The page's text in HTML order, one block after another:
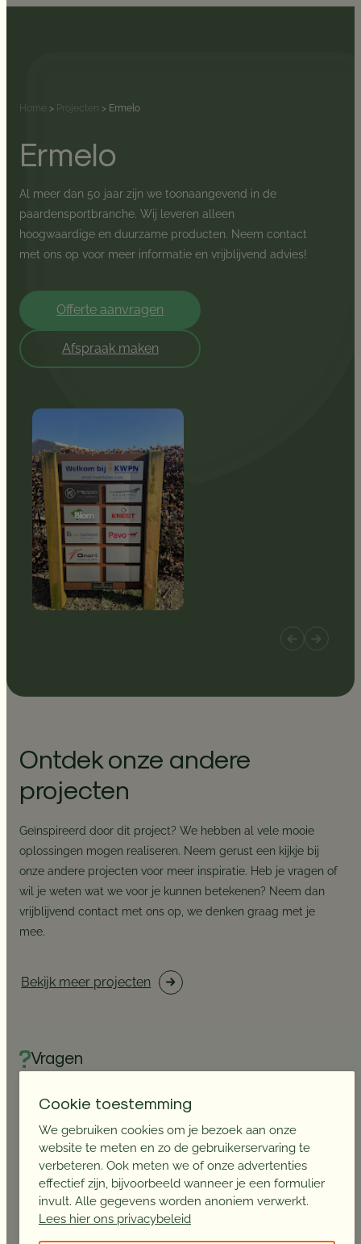
Home > Projecten > Ermelo
Ermelo
Al meer dan 50 jaar zijn we toonaangevend in de
paardensportbranche. Wij leveren alleen
hoogwaardige en duurzame producten. Neem contact
met ons op voor meer informatie en vrijblijvend advies!
Offerte aanvragen
Afspraak maken
Ontdek onze andere
projecten
Geïnspireerd door dit project? We hebben al vele mooie
oplossingen mogen realiseren. Neem gerust een kijkje bij
onze andere projecten voor meer inspiratie. Heb je vragen of
wil je weten wat we voor je kunnen betekenen? Neem dan
vrijblijvend contact met ons op, we denken graag met je
mee.
Bekijk meer projecten
Vragen
Wij beantwoorden graag al je vragen. Laat het ons weten
en we nemen zo spoedig mogelijk contact met je op.
Neem contact op
Bel mij terug
Cookie toestemming
We gebruiken cookies om je bezoek aan onze
website te meten en zo de gebruikerservaring te
verbeteren. Ook meten we of onze advertenties
effectief zijn, bijvoorbeeld wanneer je een formulier
invult. Alle gegevens worden anoniem verwerkt.
Lees hier ons privacybeleid